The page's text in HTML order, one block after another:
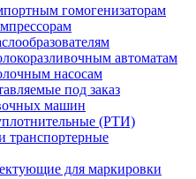
гомогенизаторам
автоматам
насосам
под заказ
машин
(РТИ)
транспортерные
для маркировки